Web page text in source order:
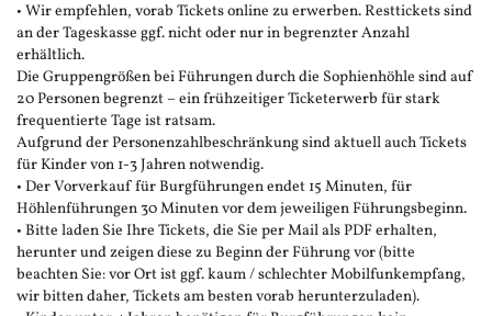
• Wir empfehlen, vorab Tickets online zu erwerben. Resttickets sind
an der Tageskasse ggf. nicht oder nur in begrenzter Anzahl
erhältlich.
Die Gruppengrößen bei Führungen durch die Sophienhöhle sind auf
20 Personen begrenzt – ein frühzeitiger Ticketerwerb für stark
frequentierte Tage ist ratsam.
Aufgrund der Personenzahlbeschränkung sind aktuell auch Tickets
für Kinder von 1-3 Jahren notwendig.
• Der Vorverkauf für Burgführungen endet 15 Minuten, für
Höhlenführungen 30 Minuten vor dem jeweiligen Führungsbeginn.
• Bitte laden Sie Ihre Tickets, die Sie per Mail als PDF erhalten,
herunter und zeigen diese zu Beginn der Führung vor (bitte
beachten Sie: vor Ort ist ggf. kaum / schlechter Mobilfunkempfang,
wir bitten daher, Tickets am besten vorab herunterzuladen).